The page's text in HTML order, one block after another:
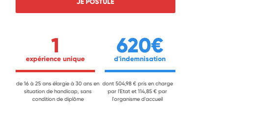
1
expérience unique
de 16 à 25 ans élargie à 30 ans en
situation de handicap, sans
condition de diplôme
620€
d'indemnisation
dont 504,98 € pris en charge
par l'Etat et 114,85 € par
l'organisme d'accueil